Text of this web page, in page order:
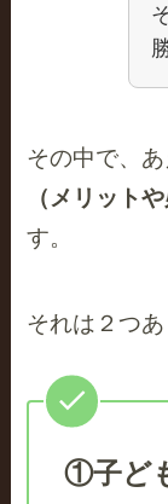
その中で、
（メリット
す。
それは２つあ
①子ど